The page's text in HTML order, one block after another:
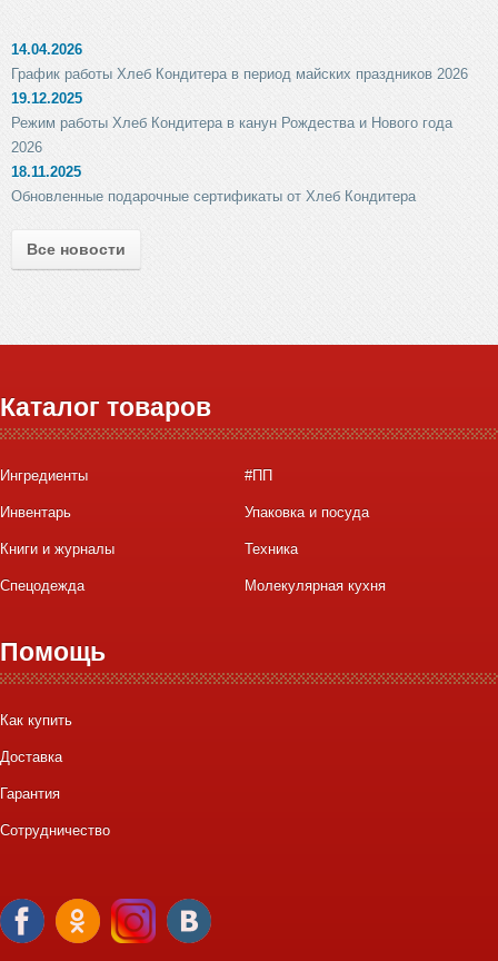
14.04.2026
График работы Хлеб Кондитера в период майских праздников 2026
19.12.2025
Режим работы Хлеб Кондитера в канун Рождества и Нового года
2026
18.11.2025
Обновленные подарочные сертификаты от Хлеб Кондитера
Все новости
Каталог товаров
Ингредиенты #ПП
Инвентарь Упаковка и посуда
Книги и журналы Техника
Спецодежда Молекулярная кухня
Помощь
Как купить
Доставка
Гарантия
Сотрудничество